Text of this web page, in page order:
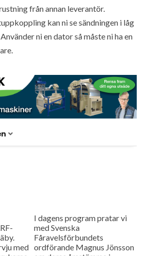
från annan leverantör.
kan ni se sändningen i låg
ni en dator så måste ni ha en
med
I dagens program pratar vi
med Svenska
Fåravelsförbundets
ordförande Magnus Jönsson